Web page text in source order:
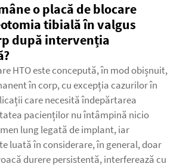
o placă de blocare
tibială în valgus
după intervenția
HTO este concepută, în mod obișnuit,
în corp, cu excepția cazurilor în
care necesită îndepărtarea
pacienților nu întâmpină nicio
lung legată de implant, iar
luată în considerare, în general, doar
durere persistentă, interferează cu